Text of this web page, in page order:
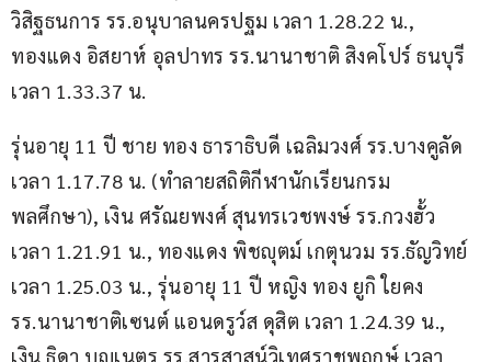
วิสิฐธนการ รร.อนุบาลนครปฐม เวลา 1.28.22 น.,
ทองแดง อิสยาห์ อุลปาทร รร.นานาชาติ สิงคโปร์ ธนบุรี
เวลา 1.33.37 น.
รุ่นอายุ 11 ปี ชาย ทอง ธาราธิบดี เฉลิมวงศ์ รร.บางคูลัด
เวลา 1.17.78 น. (ทำลายสถิติกีฬานักเรียนกรม
พลศึกษา), เงิน ศรัณยพงศ์ สุนทรเวชพงษ์ รร.กวงฮั้ว
เวลา 1.21.91 น., ทองแดง พิชญุตม์ เกตุนวม รร.ธัญวิทย์
เวลา 1.25.03 น., รุ่นอายุ 11 ปี หญิง ทอง ยูกิ ใยคง
รร.นานาชาติเซนต์ แอนดรูว์ส ดุสิต เวลา 1.24.39 น.,
เงิน ธิดา บุญเนตร รร.สารสาสน์วิเทศราชพฤกษ์ เวลา